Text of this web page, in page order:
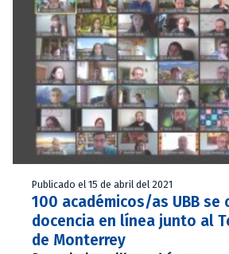
Publicado el 15 de abril del 2021
100 académicos/as UBB se
docencia en línea junto al
de Monterrey